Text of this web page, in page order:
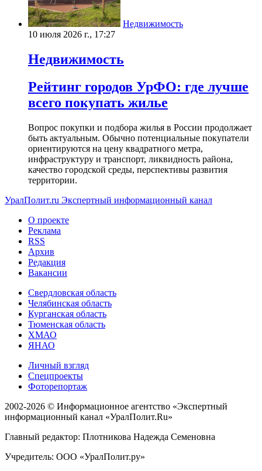
Недвижимость
10 июля 2026 г., 17:27
Недвижимость
Рейтинг городов УрФО: где лучше
всего покупать жилье
Вопрос покупки и подбора жилья в России продолжает
быть актуальным. Обычно потенциальные покупатели
ориентируются на цену квадратного метра,
инфраструктуру и транспорт, ликвидность района,
качество городской среды, перспективы развития
территории.
УралПолит.ru Экспертный информационный канал
О проекте
Реклама
RSS
Архив
Редакция
Вакансии
Свердловская область
Челябинская область
Курганская область
Тюменская область
ХМАО
ЯНАО
Личный взгляд
Спецпроекты
Фоторепортаж
2002-2026 © Информационное агентство «Экспертный
информационный канал «УралПолит.Ru»
Главный редактор: Плотникова Надежда Семеновна
Учредитель: ООО «УралПолит.ру»